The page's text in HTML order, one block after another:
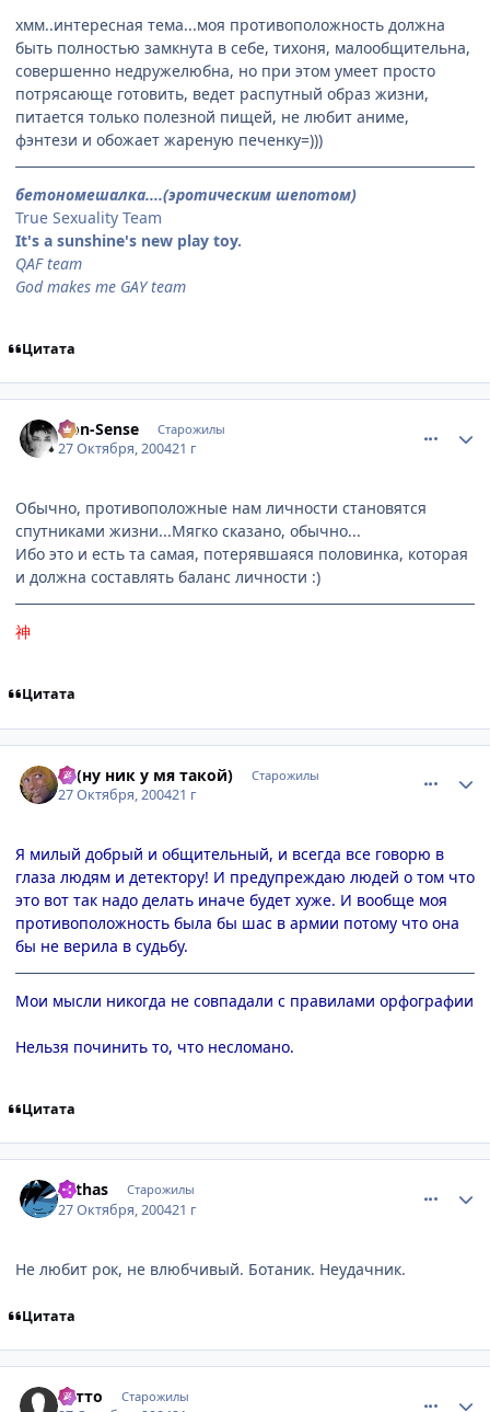
хмм..интересная тема...моя противоположность должна
быть полностью замкнута в себе, тихоня, малообщительна,
совершенно недружелюбна, но при этом умеет просто
потрясающе готовить, ведет распутный образ жизни,
питается только полезной пищей, не любит аниме,
фэнтези и обожает жареную печенку=)))
бетономешалка....(эротическим шепотом)
True Sexuality Team
It's a sunshine's new play toy.
QAF team
God makes me GAY team
Цитата
Non-Sense Старожилы
27 Октября, 200421 г
Обычно, противоположные нам личности становятся
спутниками жизни...Мягко сказано, обычно...
Ибо это и есть та самая, потерявшаяся половинка, которая
и должна составлять баланс личности :)
神
Цитата
Pj (ну ник у мя такой) Старожилы
27 Октября, 200421 г
Я милый добрый и общительный, и всегда все говорю в
глаза людям и детектору! И предупреждаю людей о том что
это вот так надо делать иначе будет хуже. И вообще моя
противоположность была бы шас в армии потому что она
бы не верила в судьбу.
Мои мысли никогда не совпадали с правилами орфографии
Нельзя починить то, что несломано.
Цитата
Arthas Старожилы
27 Октября, 200421 г
Не любит рок, не влюбчивый. Ботаник. Неудачник.
Цитата
Сэтто Старожилы